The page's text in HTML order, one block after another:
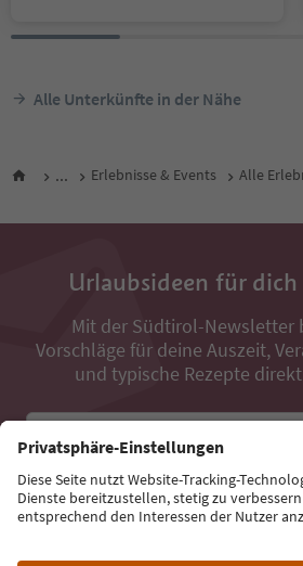
Alle Unterkünfte in der Nähe
... Erlebnisse & Events Alle
Urlaubsideen für
Mit der Südtirol-Newsletter
Vorschläge für deine Auszeit,
und typische Rezepte
E-Mail Adresse
Jetzt